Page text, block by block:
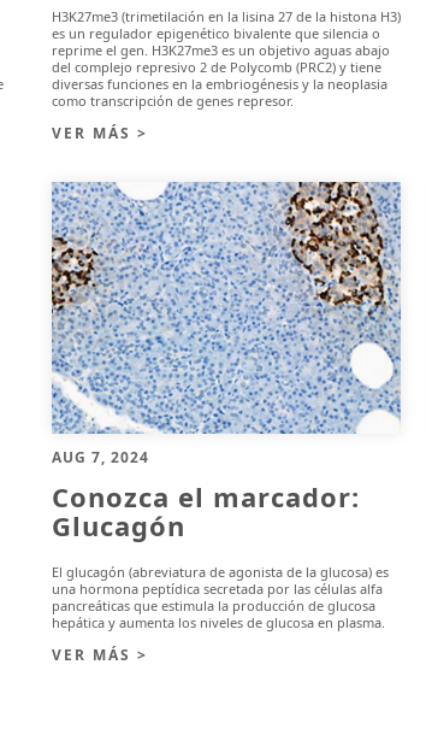
H3K27me3 (trimetilación en la lisina 27 de la histona H3)
es un regulador epigenético bivalente que silencia o
reprime el gen. H3K27me3 es un objetivo aguas abajo
del complejo represivo 2 de Polycomb (PRC2) y tiene
diversas funciones en la embriogénesis y la neoplasia
como transcripción de genes represor.
VER MÁS >
AUG 7, 2024
Conozca el marcador:
Glucagón
El glucagón (abreviatura de agonista de la glucosa) es
una hormona peptídica secretada por las células alfa
pancreáticas que estimula la producción de glucosa
hepática y aumenta los niveles de glucosa en plasma.
VER MÁS >